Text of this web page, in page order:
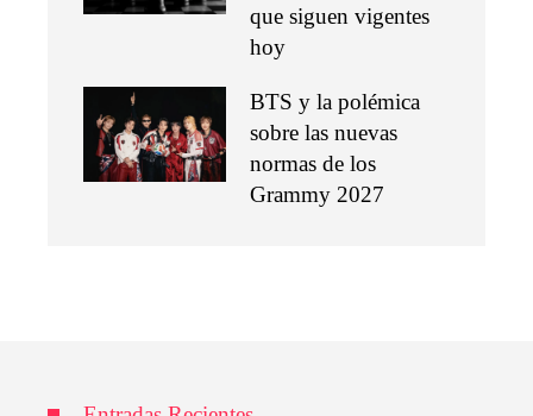
que siguen vigentes
hoy
BTS y la polémica
sobre las nuevas
normas de los
Grammy 2027